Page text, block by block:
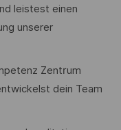
leistest einen
unserer
Zentrum
dein Team